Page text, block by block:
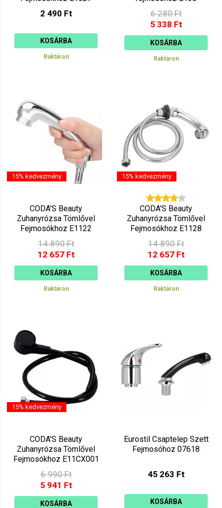
2 490 Ft
KOSÁRBA
Raktáron
6 280 Ft
5 338 Ft
KOSÁRBA
Raktáron
15% kedvezmény
CODA'S Beauty
Zuhanyrózsa Tömlővel
Fejmosókhoz E1122
14 890 Ft
12 657 Ft
KOSÁRBA
Raktáron
15% kedvezmény
CODA'S Beauty
Zuhanyrózsa Tömlővel
Fejmosókhoz E1128
14 890 Ft
12 657 Ft
KOSÁRBA
Raktáron
15% kedvezmény
CODA'S Beauty
Zuhanyrózsa Tömlővel
Fejmosókhoz E11CX001
6 990 Ft
5 941 Ft
KOSÁRBA
Eurostil Csaptelep Szett
Fejmosóhoz 07618
45 263 Ft
KOSÁRBA